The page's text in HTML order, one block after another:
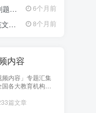
部讲义、历年未公
题、预测密卷、实
记等，全部内容经
格筛选与分类整
考生提供更深层次
指导与应试策略
到他人无法轻易获
核心学习资料，让
。
题营资源 6个月前
板合集 8个月前
内容
频内容」专题汇集
国各大教育机构的
、冲刺班、专项突
篇文章